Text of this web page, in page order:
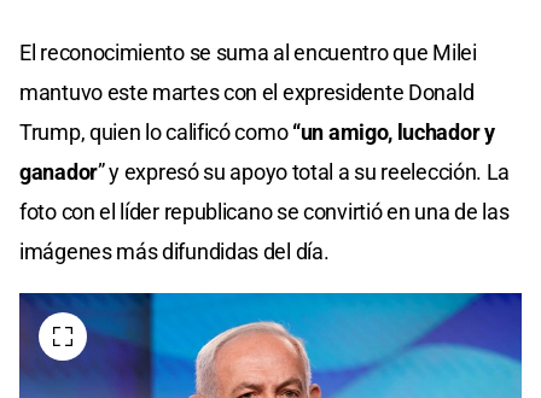
El reconocimiento se suma al encuentro que Milei
mantuvo este martes con el expresidente Donald
Trump, quien lo calificó como“un amigo, luchador y
ganador” y expresó su apoyo total a su reelección. La
foto con el líder republicano se convirtió en una de las
imágenes más difundidas del día.